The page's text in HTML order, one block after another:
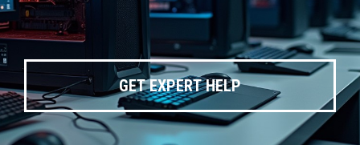
GET EXPERT HELP